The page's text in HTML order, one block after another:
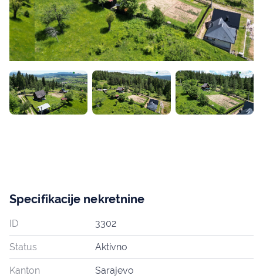
Specifikacije nekretnine
ID 3302
Status Aktivno
Kanton Sarajevo